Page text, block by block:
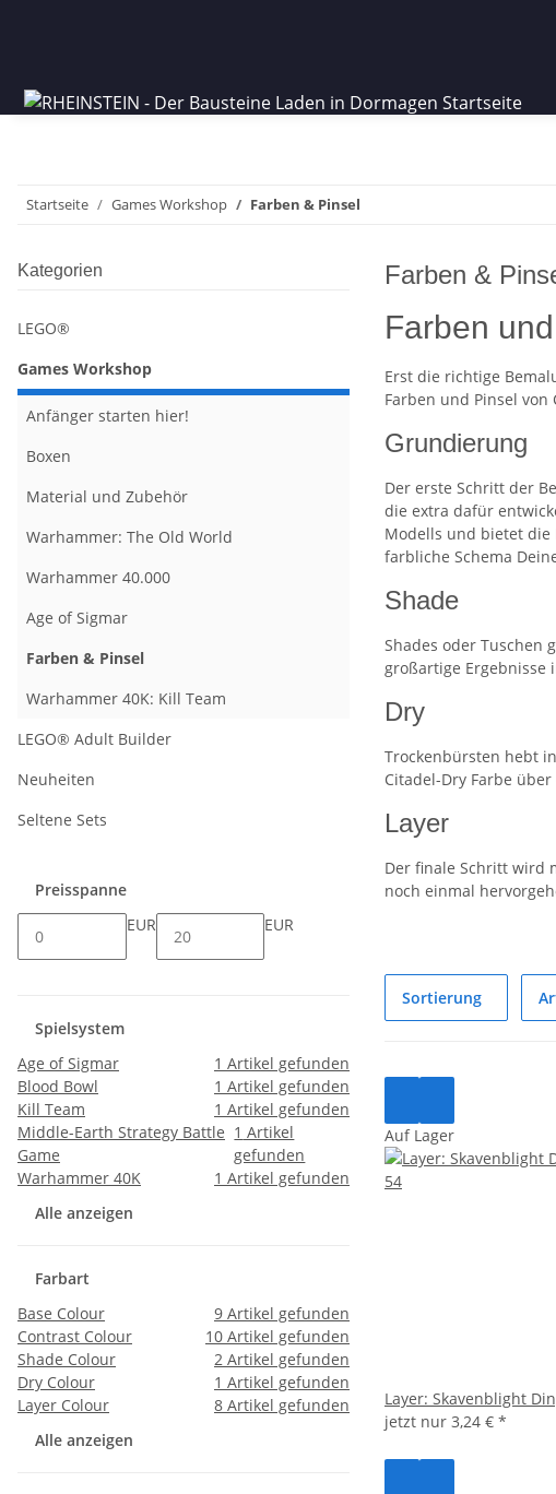
Startseite Games Workshop Farben & Pinsel
Farben &
Farben
Erst die richtige
Farben und Pinsel
Grundierung
Der erste Schritt der
die extra dafür
Modells und bietet die
farbliche Schema
Shade
Shades oder Tuschen
großartige Ergebnisse
Dry
Trockenbürsten hebt
Citadel-Dry Farbe
Layer
Der finale Schritt wird
noch einmal
Sortierung
Auf Lager
Layer: Skavenblight
jetzt nur 3,24 € *
Kategorien
LEGO®
Games Workshop
Anfänger starten hier!
Boxen
Material und Zubehör
Warhammer: The Old World
Warhammer 40.000
Age of Sigmar
Farben & Pinsel
Warhammer 40K: Kill Team
LEGO® Adult Builder
Neuheiten
Seltene Sets
Preisspanne
EUR
EUR
Spielsystem
Age of Sigmar
1 Artikel gefunden
Blood Bowl
1 Artikel gefunden
Kill Team
1 Artikel gefunden
Middle-Earth Strategy Battle
Game
1 Artikel
gefunden
Warhammer 40K
1 Artikel gefunden
Alle anzeigen
Farbart
Base Colour
9 Artikel gefunden
Contrast Colour
10 Artikel gefunden
Shade Colour
2 Artikel gefunden
Dry Colour
1 Artikel gefunden
Layer Colour
8 Artikel gefunden
Alle anzeigen